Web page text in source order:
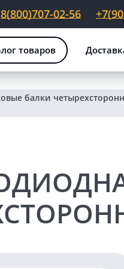
8(800)707-02-56
товаров
балки